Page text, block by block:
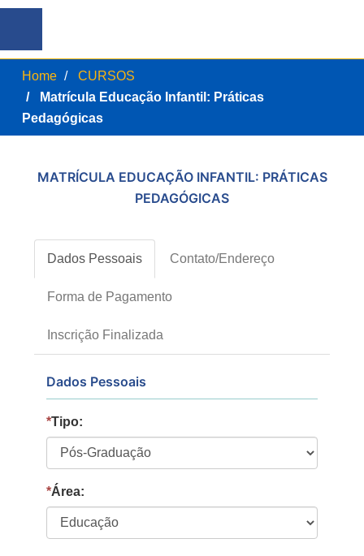
Home
CURSOS
Matrícula Educação Infantil: Práticas
Pedagógicas
MATRÍCULA EDUCAÇÃO INFANTIL: PRÁTICAS
PEDAGÓGICAS
Dados Pessoais Contato/Endereço
Forma de Pagamento
Inscrição Finalizada
Dados Pessoais
*Tipo:
*Área: